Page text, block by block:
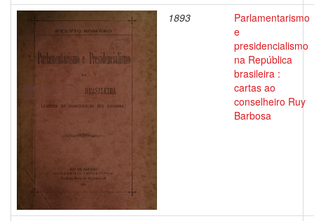
1893
Parlamentarismo
e
presidencialismo
na República
brasileira :
cartas ao
conselheiro Ruy
Barbosa